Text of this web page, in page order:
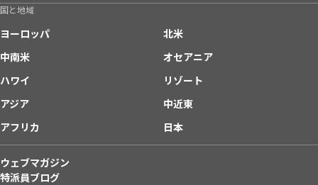
国と地域
ヨーロッパ
北米
中南米
オセアニア
ハワイ
リゾート
アジア
中近東
アフリカ
日本
ウェブマガジン
特派員ブログ